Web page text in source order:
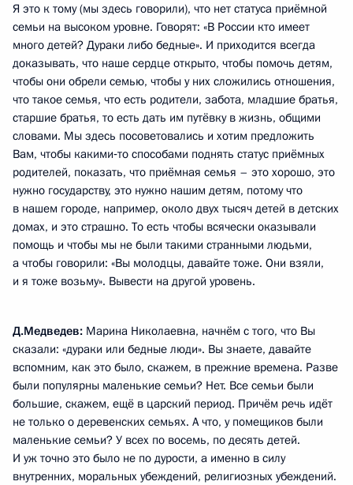
Я это к тому (мы здесь говорили), что нет статуса приёмной
семьи на высоком уровне. Говорят: «В России кто имеет
много детей? Дураки либо бедные». И приходится всегда
доказывать, что наше сердце открыто, чтобы помочь детям,
чтобы они обрели семью, чтобы у них сложились отношения,
что такое семья, что есть родители, забота, младшие братья,
старшие братья, то есть дать им путёвку в жизнь, общими
словами. Мы здесь посоветовались и хотим предложить
Вам, чтобы какими‑то способами поднять статус приёмных
родителей, показать, что приёмная семья – это хорошо, это
нужно государству, это нужно нашим детям, потому что
в нашем городе, например, около двух тысяч детей в детских
домах, и это страшно. То есть чтобы всячески оказывали
помощь и чтобы мы не были такими странными людьми,
а чтобы говорили: «Вы молодцы, давайте тоже. Они взяли,
и я тоже возьму». Вывести на другой уровень.
Д.Медведев: Марина Николаевна, начнём с того, что Вы
сказали: «дураки или бедные люди». Вы знаете, давайте
вспомним, как это было, скажем, в прежние времена. Разве
были популярны маленькие семьи? Нет. Все семьи были
большие, скажем, ещё в царский период. Причём речь идёт
не только о деревенских семьях. А что, у помещиков были
маленькие семьи? У всех по восемь, по десять детей.
И уж точно это было не по дурости, а именно в силу
внутренних, моральных убеждений, религиозных убеждений.